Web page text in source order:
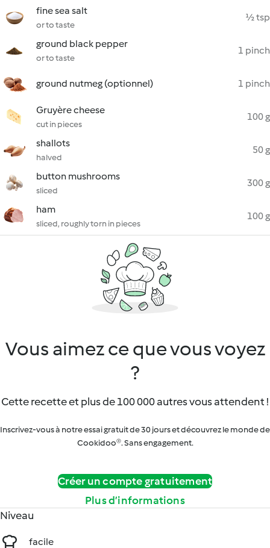
fine sea salt
or to taste
½ tsp
ground black pepper
or to taste
1 pinch
ground nutmeg (optionnel) 1 pinch
Gruyère cheese
cut in pieces
100 g
shallots
halved
50 g
button mushrooms
sliced
300 g
ham
sliced, roughly torn in pieces
100 g
Vous aimez ce que vous voyez
?
Cette recette et plus de 100 000 autres vous attendent !
Inscrivez-vous à notre essai gratuit de 30 jours et découvrez le monde de
Cookidoo®. Sans engagement.
Créer un compte gratuitement
Plus d’informations
Niveau
facile